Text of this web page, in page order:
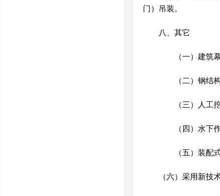
门）吊装。
八、其它
（一）建筑
（二）钢结构
（三）人工挖
（四）水下作
（五）装配式
（六）采用新技